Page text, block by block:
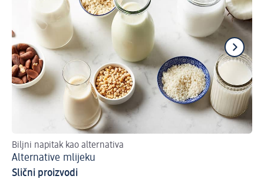
Biljni napitak kao alternativa
Alternative mlijeku
Slični proizvodi